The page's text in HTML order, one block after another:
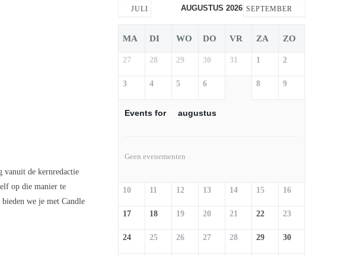
vanuit de kernredactie
op die manier te
we je met Candle
JULI AUGUSTUS 2026 SEPTEMBER
MA DI WO DO VR ZA ZO
27 28 29 30 31 1 2
3 4 5 6 8 9
Events for augustus
Geen evenementen
10 11 12 13 14 15 16
17 18 19 20 21 22 23
24 25 26 27 28 29 30